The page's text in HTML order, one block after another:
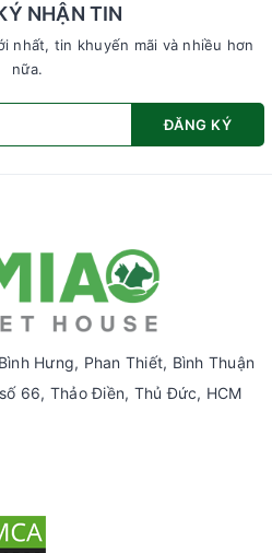
NHẬN TIN
nhất, tin khuyến mãi và nhiều hơn
nữa.
ĐĂNG KÝ
Hưng, Phan Thiết, Bình Thuận
66, Thảo Điền, Thủ Đức, HCM